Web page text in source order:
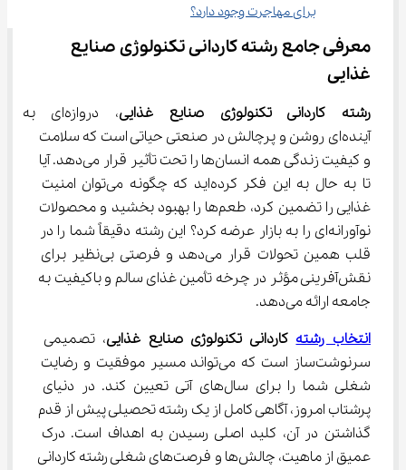
برای مهاجرت وجود دارد؟
معرفی جامع رشته کاردانی تکنولوژی صنایع
غذایی
رشته کاردانی تکنولوژی صنایع غذایی
، دروازه‌ای
آینده‌ای روشن و پرچالش در صنعتی حیاتی است که سلامت
و کیفیت زندگی همه انسان‌ها را تحت تأثیر قرار می‌دهد. آیا
تا به حال به این فکر کرده‌اید که چگونه می‌توان امنیت
غذایی را تضمین کرد، طعم‌ها را بهبود بخشید و محصولات
نوآورانه‌ای را به بازار عرضه کرد؟ این رشته دقیقاً شما را در
قلب همین تحولات قرار می‌دهد و فرصتی بی‌نظیر برای
نقش‌آفرینی مؤثر در چرخه تأمین غذای سالم و باکیفیت به
جامعه ارائه می‌دهد.
انتخاب رشته کاردانی تکنولوژی صنایع غذایی، تصمیمی
سرنوشت‌ساز است که می‌تواند مسیر موفقیت و رضایت
شغلی شما را برای سال‌های آتی تعیین کند. در دنیای
پرشتاب امروز، آگاهی کامل از یک رشته تحصیلی پیش از قدم
گذاشتن در آن، کلید اصلی رسیدن به اهداف است. درک
عمیق از ماهیت، چالش‌ها و فرصت‌های شغلی رشته کاردانی